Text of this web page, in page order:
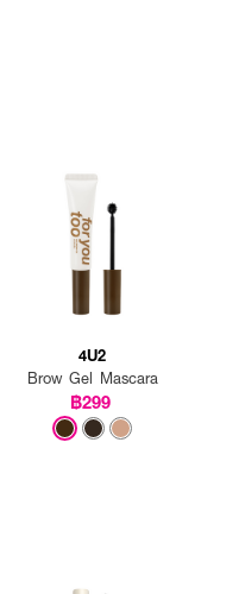
4U2
Brow Gel Mascara
฿299